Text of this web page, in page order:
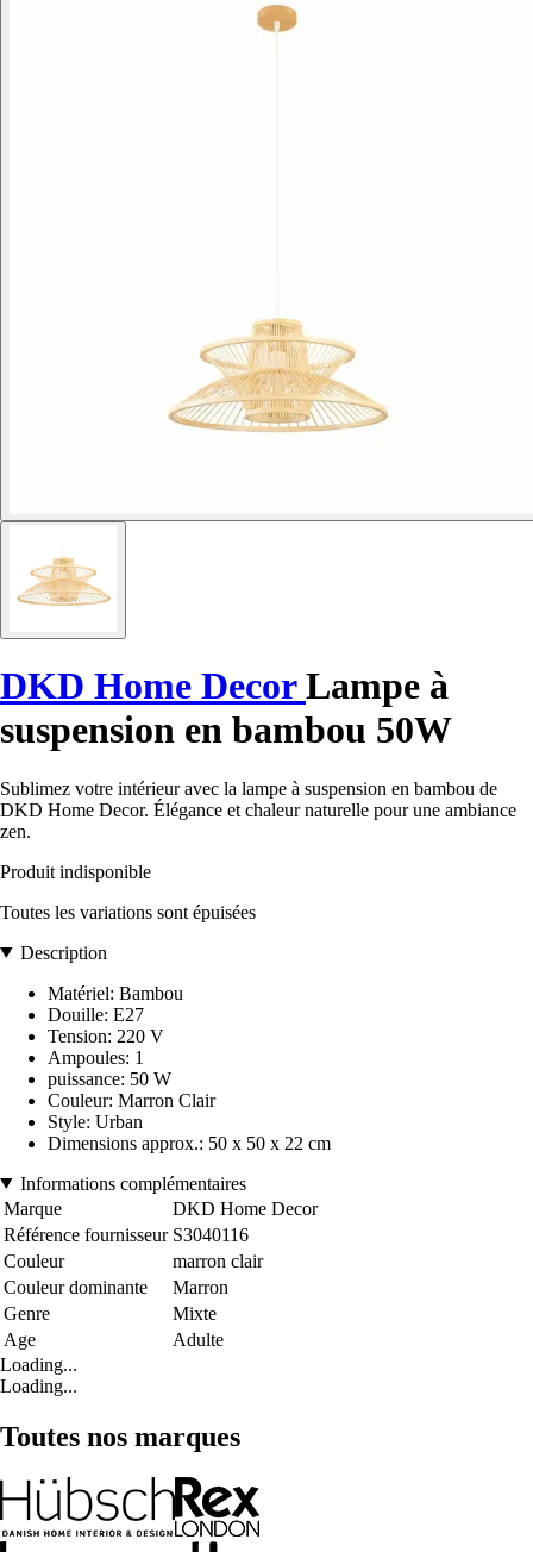
DKD Home DecorLampe à
suspension en bambou 50W
Sublimez votre intérieur avec la lampe à suspension en bambou de
DKD Home Decor. Élégance et chaleur naturelle pour une ambiance
zen.
Produit indisponible
Toutes les variations sont épuisées
Description
Matériel: Bambou
Douille: E27
Tension: 220 V
Ampoules: 1
puissance: 50 W
Couleur: Marron Clair
Style: Urban
Dimensions approx.: 50 x 50 x 22 cm
Informations complémentaires
Marque
DKD Home Decor
Référence fournisseur S3040116
Couleur
marron clair
Couleur dominante
Marron
Genre
Mixte
Age
Adulte
Loading...
Loading...
Toutes nos marques